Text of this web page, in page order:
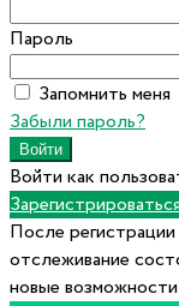
Пароль
Запомнить меня
Забыли пароль?
Войти как
После
отслеживание
новые возможности